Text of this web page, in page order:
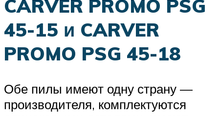
CARVER PROMO PSG
45-15 и CARVER
PROMO PSG 45-18
Обе пилы имеют одну страну —
производителя, комплектуются